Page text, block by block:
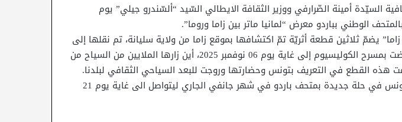
السيّدة أمينة الصّرارفي ووزير الثقافة الايطالي السّيد “ألسّندرو جيلي” يوم
زاما” يضمّ ثلاثين قطعة أثريّة تمّ اكتشافها بموقع زاما من ولاية سليانة، تم نقلها إلى
روما لغاية الترميم ثم عرضت بمسرح الكوليسيوم إلى غاية يوم 06 نوفمبر 2025، أين زارها الملايين من السياح من
هذه القطع في التعريف بتونس وحضارتها وروجت للبعد السياحي الثقافي لبلدنا.
يعود هذا المعرض إلى تونس في حلة جديدة بمتحف باردو في شهر جانفي الجاري ليتواصل الى غاية يوم 21